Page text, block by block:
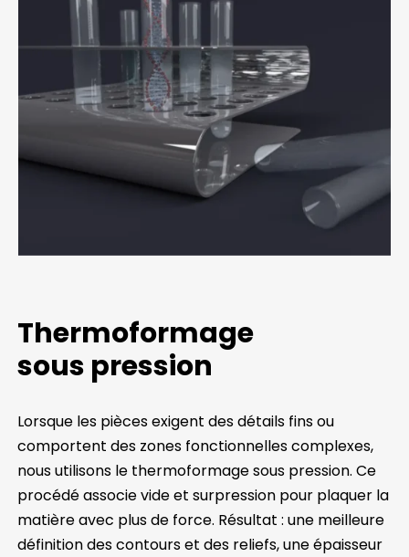
Thermoformage
sous pression
Lorsque les pièces exigent des détails fins ou
comportent des zones fonctionnelles complexes,
nous utilisons le thermoformage sous pression. Ce
procédé associe vide et surpression pour plaquer la
matière avec plus de force. Résultat : une meilleure
définition des contours et des reliefs, une épaisseur